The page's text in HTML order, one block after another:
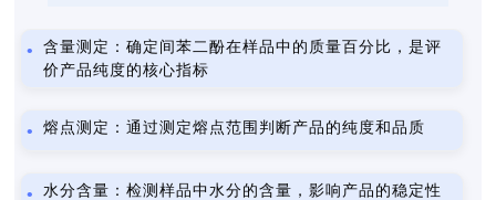
含量测定：确定间苯二酚在样品中的质量百分比，是评
价产品纯度的核心指标
熔点测定：通过测定熔点范围判断产品的纯度和品质
水分含量：检测样品中水分的含量，影响产品的稳定性